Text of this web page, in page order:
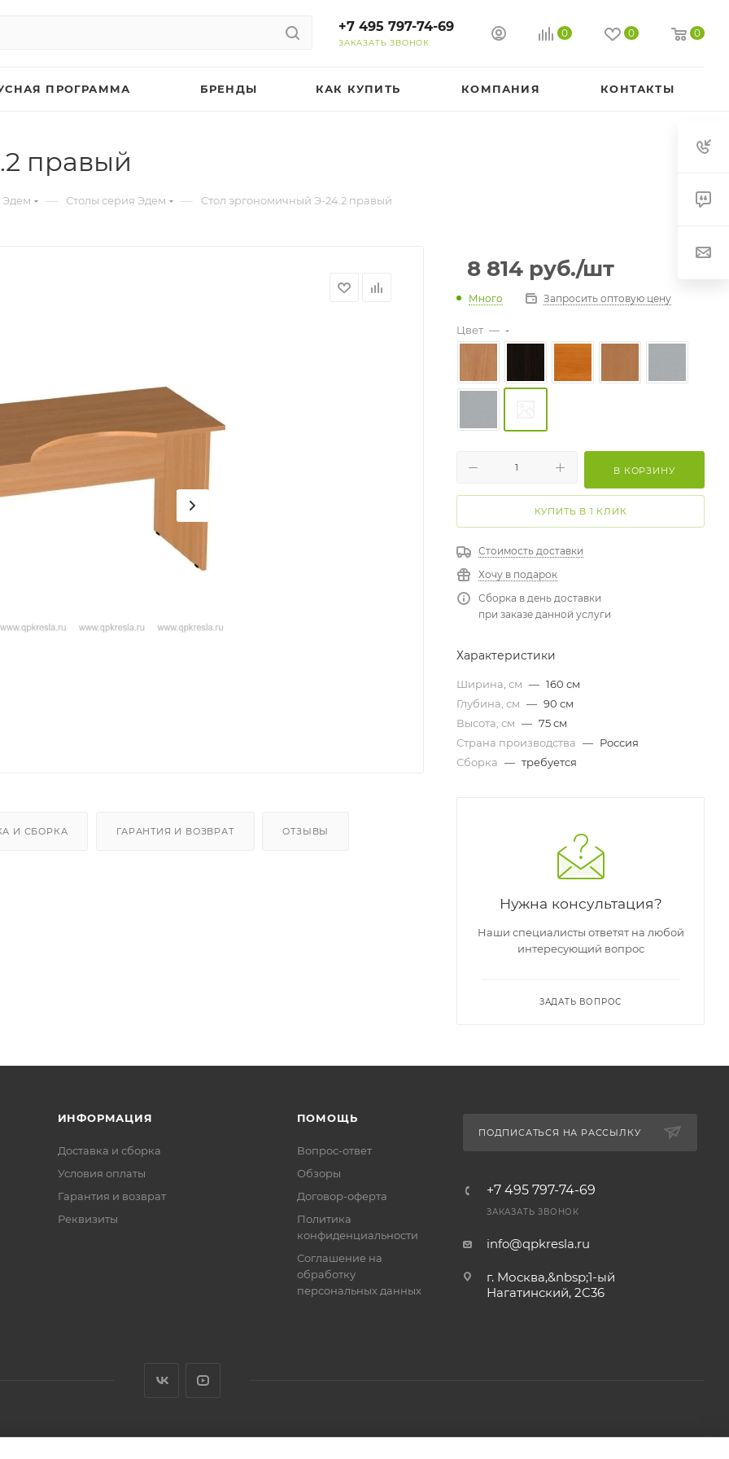
+7 495 797-74-69
ЗАКАЗАТЬ ЗВОНОК
0 0 0
ПРОГРАММА БРЕНДЫ КАК КУПИТЬ КОМПАНИЯ КОНТАКТЫ
правый
Эдем — Столы серия Эдем — Стол эргономичный Э-24.2 правый
И СБОРКА ГАРАНТИЯ И ВОЗВРАТ ОТЗЫВЫ
8 814 руб./шт
Много Запросить оптовую цену
Цвет — -
В КОРЗИНУ
КУПИТЬ В 1 КЛИК
Стоимость доставки
Хочу в подарок
Сборка в день доставки
при заказе данной услуги
Характеристики
Ширина, см — 160 см
Глубина, см — 90 см
Высота, см — 75 см
Страна производства — Россия
Сборка — требуется
Нужна консультация?
Наши специалисты ответят на любой
интересующий вопрос
ЗАДАТЬ ВОПРОС
ИНФОРМАЦИЯ
Доставка и сборка
Условия оплаты
Гарантия и возврат
Реквизиты
ПОМОЩЬ
Вопрос-ответ
Обзоры
Договор-оферта
Политика
конфиденциальности
Соглашение на
обработку
персональных данных
ПОДПИСАТЬСЯ НА РАССЫЛКУ
+7 495 797-74-69
ЗАКАЗАТЬ ЗВОНОК
info@qpkresla.ru
г. Москва,&nbsp;1-ый
Нагатинский, 2C36